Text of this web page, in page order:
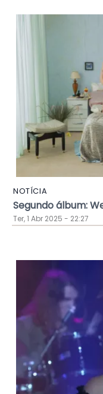
NOTÍCIA
Segundo álbum:
Ter, 1 Abr 2025 - 22:27